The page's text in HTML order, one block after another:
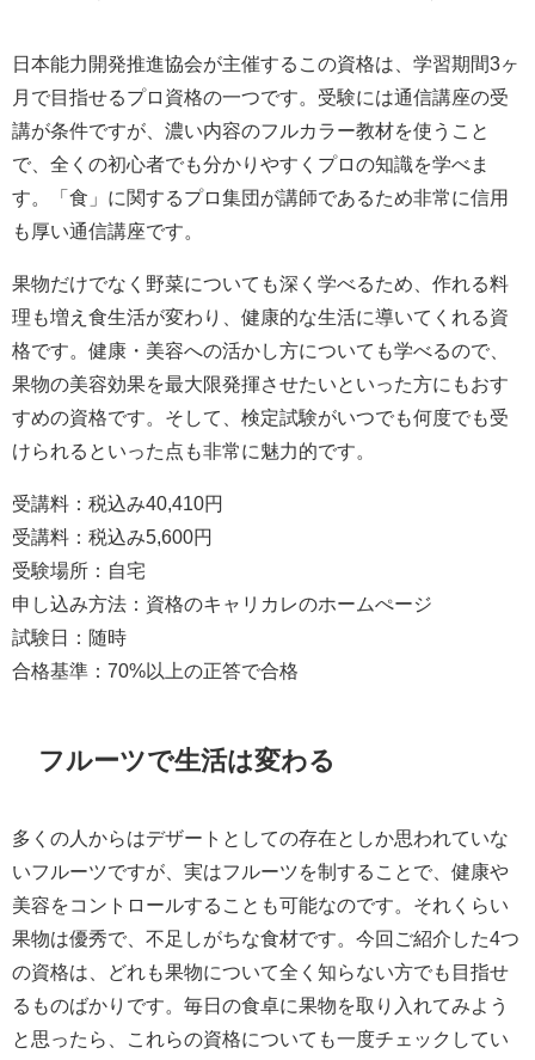
日本能力開発推進協会が主催するこの資格は、学習期間3ヶ
月で目指せるプロ資格の一つです。受験には通信講座の受
講が条件ですが、濃い内容のフルカラー教材を使うこと
で、全くの初心者でも分かりやすくプロの知識を学べま
す。「食」に関するプロ集団が講師であるため非常に信用
も厚い通信講座です。
果物だけでなく野菜についても深く学べるため、作れる料
理も増え食生活が変わり、健康的な生活に導いてくれる資
格です。健康・美容への活かし方についても学べるので、
果物の美容効果を最大限発揮させたいといった方にもおす
すめの資格です。そして、検定試験がいつでも何度でも受
けられるといった点も非常に魅力的です。
受講料：税込み40,410円
受講料：税込み5,600円
受験場所：自宅
申し込み方法：資格のキャリカレのホームぺージ
試験日：随時
合格基準：70%以上の正答で合格
フルーツで生活は変わる
多くの人からはデザートとしての存在としか思われていな
いフルーツですが、実はフルーツを制することで、健康や
美容をコントロールすることも可能なのです。それくらい
果物は優秀で、不足しがちな食材です。今回ご紹介した4つ
の資格は、どれも果物について全く知らない方でも目指せ
るものばかりです。毎日の食卓に果物を取り入れてみよう
と思ったら、これらの資格についても一度チェックしてい